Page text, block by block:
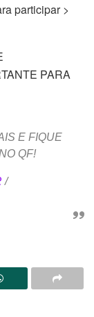
participar >
PARA
E FIQUE
QF!
/